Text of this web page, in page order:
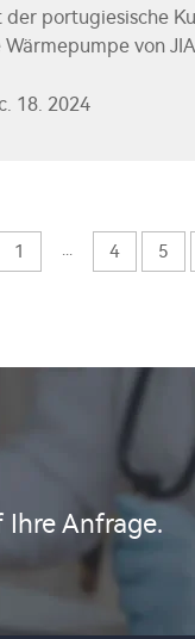
der portugiesische
Wärmepumpe von
unbeschädigt.
18. 2024
1 ... 4 5
Anfrage.